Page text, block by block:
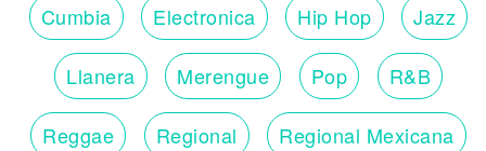
Cumbia Electronica Hip Hop Jazz
Llanera Merengue Pop R&B
Reggae Regional Regional Mexicana